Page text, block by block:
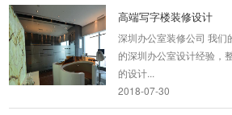
高端写字楼装修设计
深圳办公室装修公司 我们
的深圳办公室设计经验，
的设计...
2018-07-30